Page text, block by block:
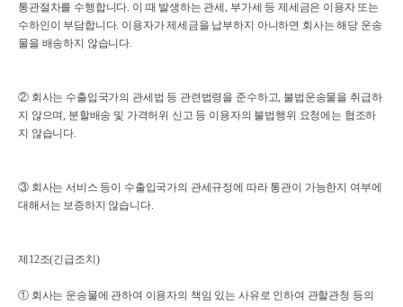
통관절차를 수행합니다. 이 때 발생하는 관세, 부가세 등 제세금은 이용자 또는
수하인이 부담합니다. 이용자가 제세금을 납부하지 아니하면 회사는 해당 운송
물을 배송하지 않습니다.
② 회사는 수출입국가의 관세법 등 관련법령을 준수하고, 불법운송물을 취급하
지 않으며, 분할배송 및 가격허위 신고 등 이용자의 불법행위 요청에는 협조하
지 않습니다.
③ 회사는 서비스 등이 수출입국가의 관세규정에 따라 통관이 가능한지 여부에
대해서는 보증하지 않습니다.
제12조(긴급조치)
① 회사는 운송물에 관하여 이용자의 책임 있는 사유로 인하여 관할관청 등의